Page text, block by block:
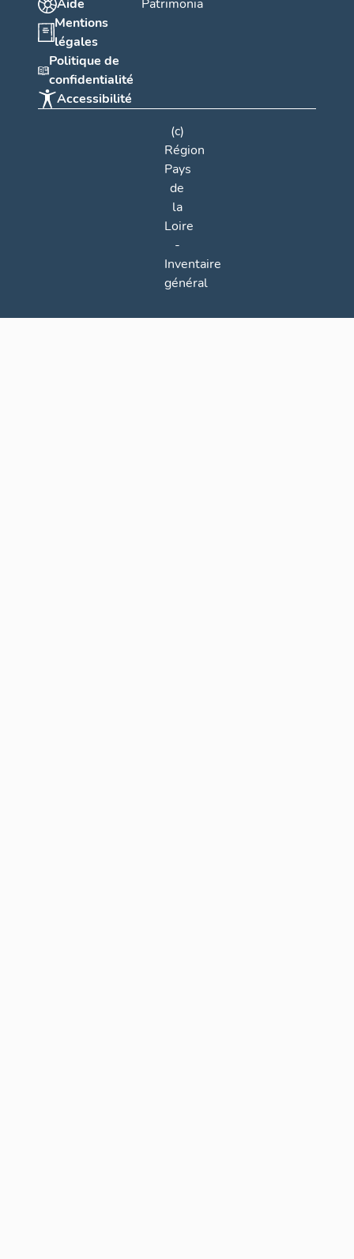
Aide
Mentions
légales
Politique de
confidentialité
Accessibilité
Patrimonia
(c)
Région
Pays
de
la
Loire
-
Inventaire
général